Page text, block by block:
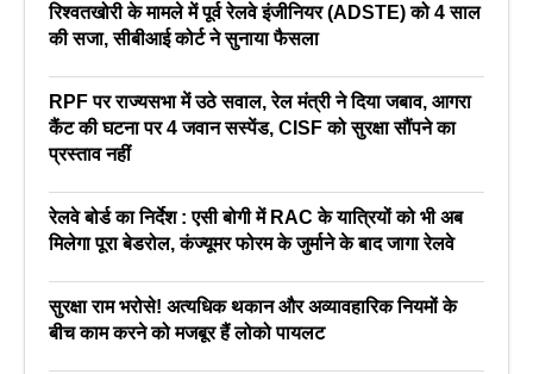
रिश्वतखोरी के मामले में पूर्व रेलवे इंजीनियर (ADSTE) को 4 साल
की सजा, सीबीआई कोर्ट ने सुनाया फैसला
RPF पर राज्यसभा में उठे सवाल, रेल मंत्री ने दिया जबाव, आगरा
कैंट की घटना पर 4 जवान सस्पेंड, CISF को सुरक्षा सौंपने का
प्रस्ताव नहीं
रेलवे बोर्ड का निर्देश : एसी बोगी में RAC के यात्रियों को भी अब
मिलेगा पूरा बेडरोल, कंज्यूमर फोरम के जुर्माने के बाद जागा रेलवे
सुरक्षा राम भरोसे! अत्यधिक थकान और अव्यावहारिक नियमों के
बीच काम करने को मजबूर हैं लोको पायलट